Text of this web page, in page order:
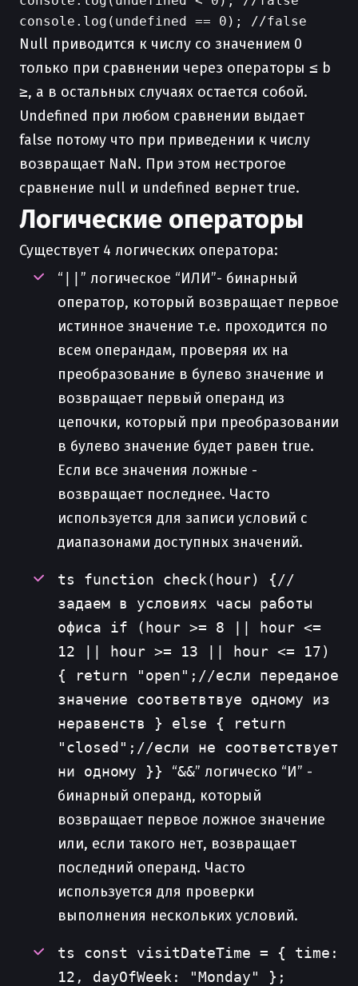
Null приводится к числу со значением 0
только при сравнении через операторы ≤ b
≥, а в остальных случаях остается собой.
Undefined при любом сравнении выдает
false потому что при приведении к числу
возвращает NaN. При этом нестрогое
сравнение null и undefined вернет true.
Логические операторы
Существует 4 логических оператора:
“
” логическое “ИЛИ”- бинарный
оператор, который возвращает первое
истинное значение т.е. проходится по
всем операндам, проверяя их на
преобразование в булево значение и
возвращает первый операнд из
цепочки, который при преобразовании
в булево значение будет равен true.
Если все значения ложные -
возвращает последнее. Часто
используется для записи условий с
диапазонами доступных значений.
ts function check(hour) {//
задаем в условиях часы работы
офиса if (hour >= 8 || hour <=
12 || hour >= 13 || hour <= 17)
{ return "open";//если переданое
значение соответвтвуе одному из
неравенств } else { return
"closed";//если не соответствует
ни одному }} “&&” логическо “И” -
бинарный операнд, который
возвращает первое ложное значение
или, если такого нет, возвращает
последний операнд. Часто
используется для проверки
выполнения нескольких условий.
ts const visitDateTime = { time:
12, dayOfWeek: "Monday" };